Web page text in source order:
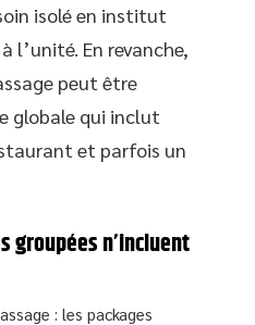
isolé en institut
l’unité. En revanche,
peut être
globale qui inclut
et parfois un
groupées n’incluent
: les packages